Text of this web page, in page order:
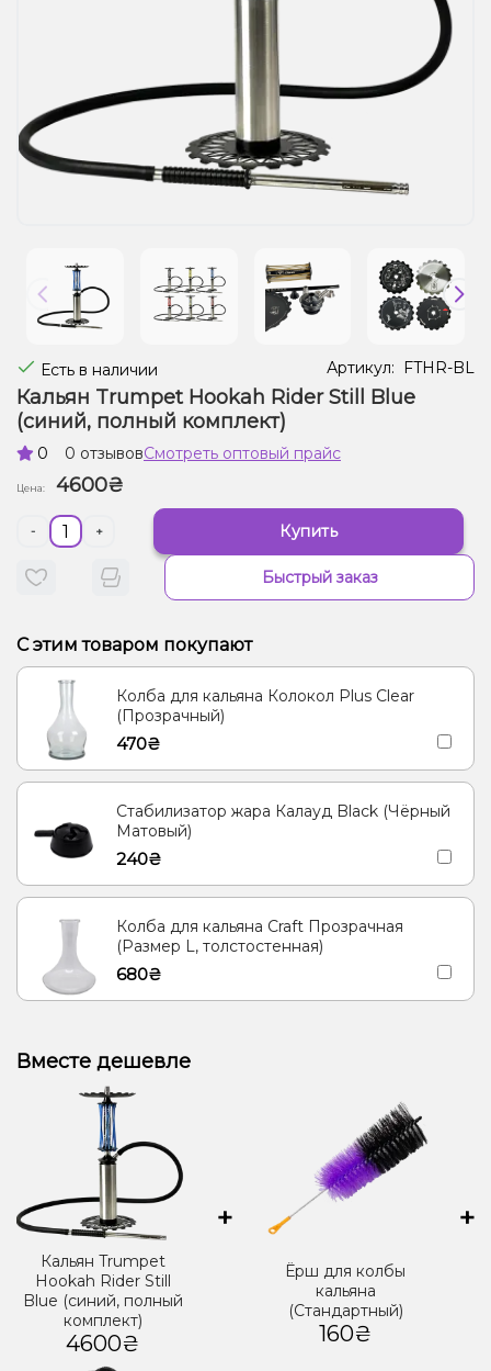
Жидкости для электронных сигарет
Подарочные наборы
Есть в наличии Артикул: FTHR-BL
Кальян Trumpet Hookah Rider Still Blue
(синий, полный комплект)
0 0 отзывовСмотреть оптовый прайс
Цена: 4600₴
- + Купить
Быстрый заказ
С этим товаром покупают
Колба для кальяна Колокол Plus Clear
(Прозрачный)
470₴
Стабилизатор жара Калауд Black (Чёрный
Матовый)
240₴
Колба для кальяна Craft Прозрачная
(Размер L, толстостенная)
680₴
Вместе дешевле
Кальян Trumpet
Hookah Rider Still
Blue (синий, полный
комплект)
4600₴
+
Ёрш для колбы
кальяна
(Стандартный)
160₴
+